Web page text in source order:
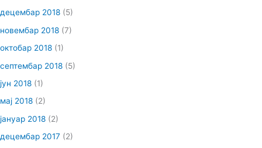
децембар 2018 (5)
новембар 2018 (7)
октобар 2018 (1)
септембар 2018 (5)
јун 2018 (1)
мај 2018 (2)
јануар 2018 (2)
децембар 2017 (2)